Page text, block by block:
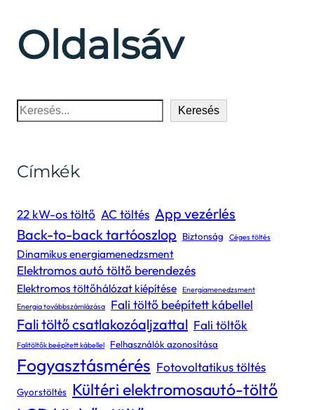
Oldalsáv
Keresés
Címkék
22 kW-os töltő AC töltés App vezérlés
Back-to-back tartóoszlop
Biztonság Céges töltés
Dinamikus energiamenedzsment
Elektromos autó töltő berendezés
Elektromos töltőhálózat kiépítése Energiamenedzsment
Energia továbbszámlázása
Fali töltő beépített kábellel
Fali töltő csatlakozóaljzattal Fali töltők
Falitöltők beépített kábellel Felhasználók azonosítása
Fogyasztásmérés Fotovoltatikus töltés
Gyorstöltés Kültéri elektromosautó-töltő